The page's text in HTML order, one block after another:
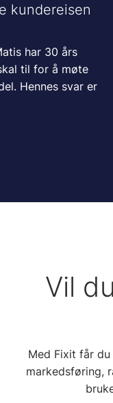
kundereisen
har 30 års
til for å møte
Hennes svar er
Vil
Med Fixit får
markedsføring,